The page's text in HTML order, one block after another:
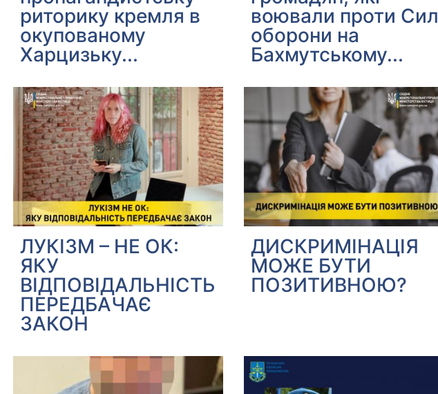
риторику кремля в
окупованому
Харцизьку...
воювали проти Сил
оборони на
Бахмутському...
ЛУКІЗМ – НЕ ОК:
ЯКУ
ВІДПОВІДАЛЬНІСТЬ
ПЕРЕДБАЧАЄ
ЗАКОН
ДИСКРИМІНАЦІЯ
МОЖЕ БУТИ
ПОЗИТИВНОЮ?